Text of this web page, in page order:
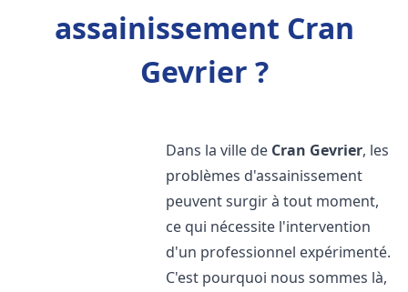
assainissement Cran
Gevrier ?
Dans la ville de Cran Gevrier, les
problèmes d'assainissement
peuvent surgir à tout moment,
ce qui nécessite l'intervention
d'un professionnel expérimenté.
C'est pourquoi nous sommes là,